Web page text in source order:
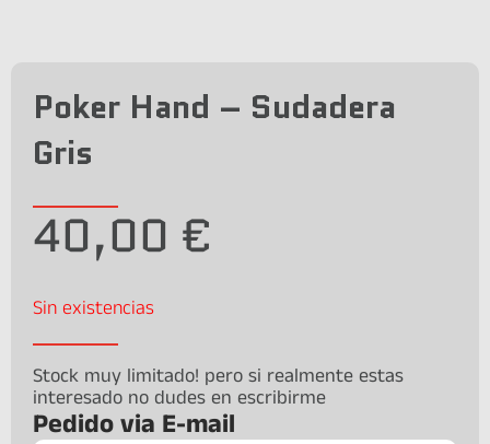
Poker Hand – Sudadera
Gris
40,00 €
Sin existencias
Stock muy limitado! pero si realmente estas
interesado no dudes en escribirme
Pedido via E-mail